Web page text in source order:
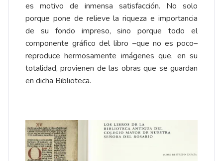
es motivo de inmensa satisfacción. No solo
porque pone de relieve la riqueza e importancia
de su fondo impreso, sino porque todo el
componente gráfico del libro –que no es poco–
reproduce hermosamente imágenes que, en su
totalidad, provienen de las obras que se guardan
en dicha Biblioteca.